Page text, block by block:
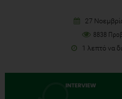
27
8838
1 λεπτό να